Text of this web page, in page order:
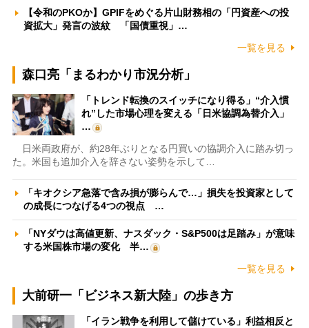
【令和のPKOか】GPIFをめぐる片山財務相の「円資産への投
資拡大」発言の波紋 「国債重視」…
一覧を見る
森口亮「まるわかり市況分析」
「トレンド転換のスイッチになり得る」“介入慣
れ”した市場心理を変える「日米協調為替介入」
…
日米両政府が、約28年ぶりとなる円買いの協調介入に踏み切っ
た。米国も追加介入を辞さない姿勢を示して…
「キオクシア急落で含み損が膨らんで…」損失を投資家として
の成長につなげる4つの視点 …
「NYダウは高値更新、ナスダック・S&P500は足踏み」が意味
する米国株市場の変化 半…
一覧を見る
大前研一「ビジネス新大陸」の歩き方
「イラン戦争を利用して儲けている」利益相反と